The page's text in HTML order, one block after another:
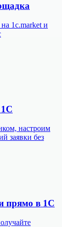
1c.market и
1С
настроим
заявки без
прямо в 1С